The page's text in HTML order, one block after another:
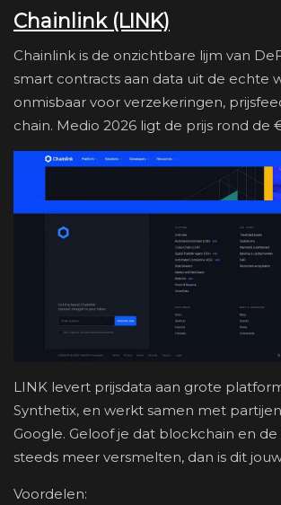
Chainlink (LINK)
Chainlink is de onzichtbare lijm van
smart contracts aan data uit de echte
onmisbaar voor verzekeringen,
chain. Medio 2026 ligt de prijs rond de
LINK levert prijsdata aan grote
Synthetix, en werkt samen met partijen
Google. Geloof je dat blockchain en de
steeds meer versmelten, dan is dit
Voordelen: